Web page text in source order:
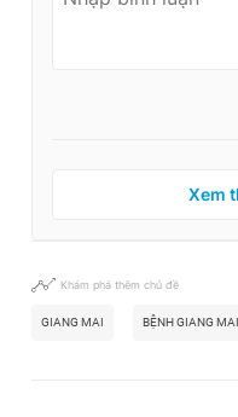
Xem
Khám phá thêm chủ đề
GIANG MAI BỆNH GIANG MAI